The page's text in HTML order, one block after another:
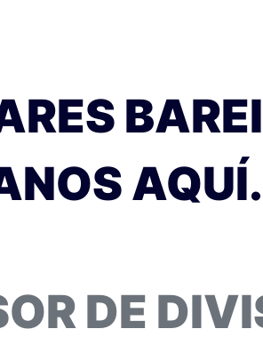
AQUÍ.
DE